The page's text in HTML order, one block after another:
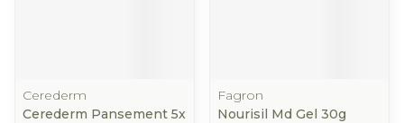
Cerederm
Cerederm Pansement 5x
Fagron
Nourisil Md Gel 30g